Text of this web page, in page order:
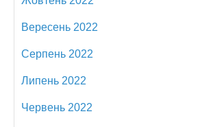
Вересень 2022
Серпень 2022
Липень 2022
Червень 2022